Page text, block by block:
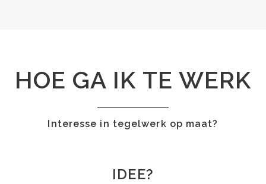
HOE GA IK TE WERK
Interesse in tegelwerk op maat?
IDEE?